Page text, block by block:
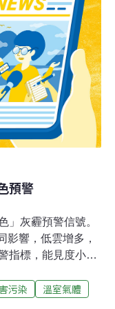
，要求各國合作解
預警
」灰霾預警信號。
影響，低雲增多，
指標，能見度小於
信號。「霾」主要
溶膠組成。自然
污染
溫室氣體